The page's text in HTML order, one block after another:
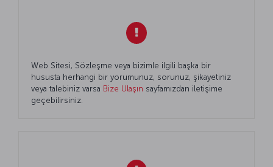
Web Sitesi, Sözleşme veya bizimle ilgili başka bir
hususta herhangi bir yorumunuz, sorunuz, şikayetiniz
veya talebiniz varsa Bize Ulaşın sayfamızdan iletişime
geçebilirsiniz.